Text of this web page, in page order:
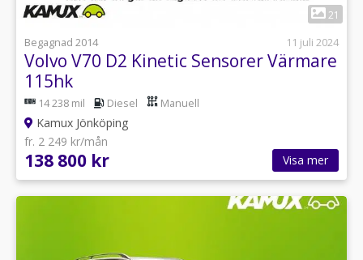
21
Begagnad 2014
11 juli 2024
Volvo V70 D2 Kinetic Sensorer Värmare
115hk
14 238 mil Diesel Manuell
Kamux Jönköping
fr. 2 249 kr/mån
138 800 kr Visa mer